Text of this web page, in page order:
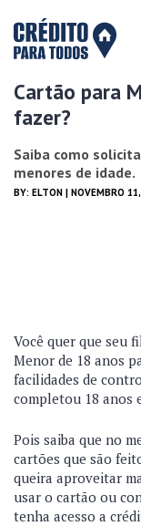
Cartão para
fazer?
Saiba como
menores de idade.
BY: ELTON | NOVEMBRO
Você quer que seu
Menor de 18 anos
facilidades de
completou 18 anos
Pois saiba que no
cartões que são
queira aproveitar
usar o cartão ou
tenha acesso a